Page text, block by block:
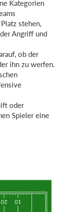
Kategorien
stehen,
Angriff und
ob der
ihn zu werfen.
oder
Spieler eine